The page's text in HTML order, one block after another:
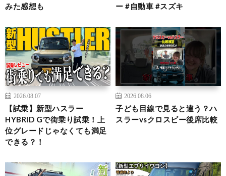
みた感想も
ー #自動車 #スズキ
2026.08.07
【試乗】新型ハスラー
HYBRID Gで街乗り試乗！上
位グレードじゃなくても満足
できる？！
2026.08.06
子ども目線で見ると違う？ハ
スラーvsクロスビー後席比較